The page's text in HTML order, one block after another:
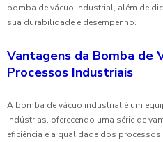
bomba de vácuo industrial, além de
sua durabilidade e desempenho.
Vantagens da Bomba de
Processos Industriais
A bomba de vácuo industrial é um
indústrias, oferecendo uma série de
eficiência e a qualidade dos